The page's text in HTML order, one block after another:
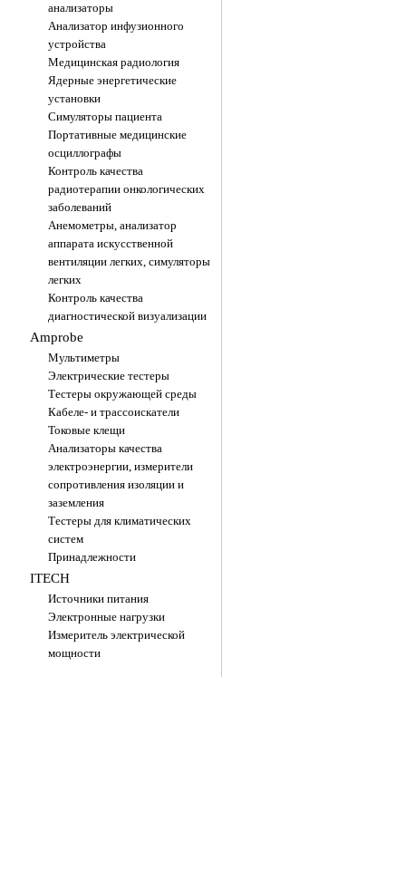
анализаторы
Анализатор инфузионного
устройства
Медицинская радиология
Ядерные энергетические
установки
Симуляторы пациента
Портативные медицинские
осциллографы
Контроль качества
радиотерапии онкологических
заболеваний
Анемометры, анализатор
аппарата искусственной
вентиляции легких, симуляторы
легких
Контроль качества
диагностической визуализации
Amprobe
Мультиметры
Электрические тестеры
Тестеры окружающей среды
Кабеле- и трассоискатели
Токовые клещи
Анализаторы качества
электроэнергии, измерители
сопротивления изоляции и
заземления
Тестеры для климатических
систем
Принадлежности
ITECH
Источники питания
Электронные нагрузки
Измеритель электрической
мощности